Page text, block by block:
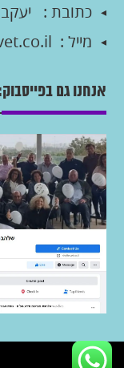
כתובת :
יעקב פריימן
מייל :
אנחנו גם